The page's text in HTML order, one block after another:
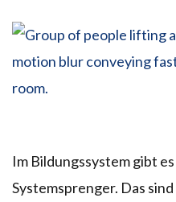
Im Bildungssystem gibt
Systemsprenger. Das